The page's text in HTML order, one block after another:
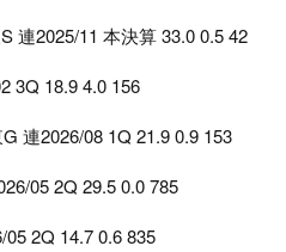
連2025/11 本決算 33.0 0.5 42
3Q 18.9 4.0 156
連2026/08 1Q 21.9 0.9 153
05 2Q 29.5 0.0 785
2Q 14.7 0.6 835